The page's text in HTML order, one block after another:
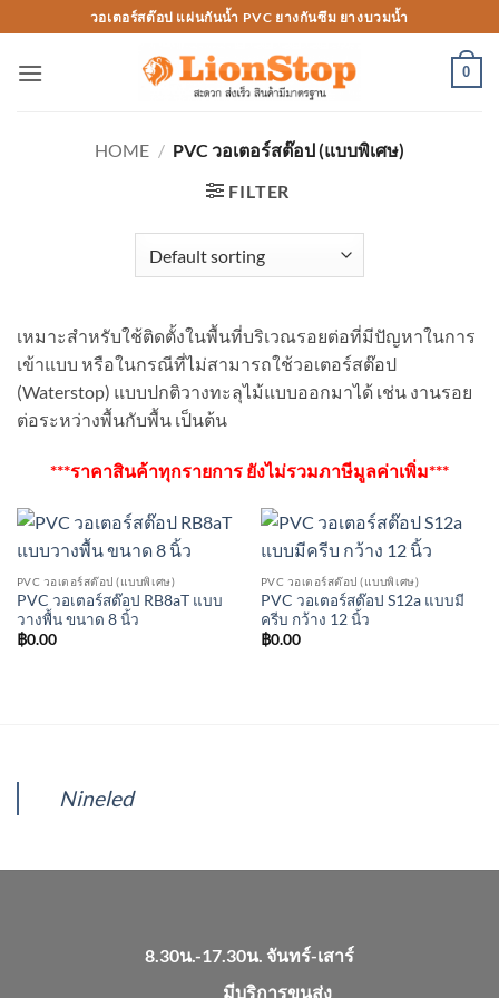
to
content
วอเตอร์สต๊อป แผ่นกันน้ำ PVC ยางกันซึม ยางบวมน้ำ
0
HOME / PVC วอเตอร์สต๊อป (แบบพิเศษ)
FILTER
เหมาะสำหรับใช้ติดตั้งในพื้นที่บริเวณรอยต่อที่มีปัญหาในการ
เข้าแบบ หรือในกรณีที่ไม่สามารถใช้วอเตอร์สต๊อป
(Waterstop) แบบปกติวางทะลุไม้แบบออกมาได้ เช่น งานรอย
ต่อระหว่างพื้นกับพื้น เป็นต้น
***ราคาสินค้าทุกรายการ ยังไม่รวมภาษีมูลค่าเพิ่ม***
PVC วอเตอร์สต๊อป (แบบพิเศษ)
PVC วอเตอร์สต๊อป RB8aT แบบ
วางพื้น ขนาด 8 นิ้ว
฿0.00
PVC วอเตอร์สต๊อป (แบบพิเศษ)
PVC วอเตอร์สต๊อป S12a แบบมี
ครีบ กว้าง 12 นิ้ว
฿0.00
Nineled
8.30น.-17.30น. จันทร์-เสาร์
มีบริการขนส่ง